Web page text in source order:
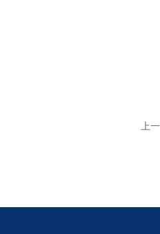
上